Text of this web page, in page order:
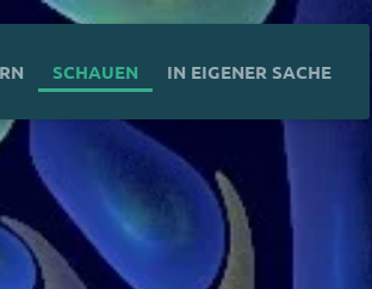
SCHAUEN IN EIGENER SACHE